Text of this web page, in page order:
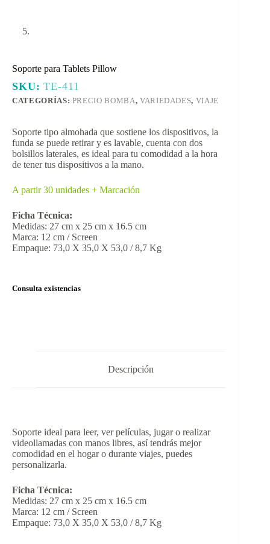
Soporte para Tablets Pillow
SKU:TE-411
CATEGORÍAS: PRECIO BOMBA, VARIEDADES, VIAJE
Soporte tipo almohada que sostiene los dispositivos, la
funda se puede retirar y es lavable, cuenta con dos
bolsillos laterales, es ideal para tu comodidad a la hora
de tener tus dispositivos a la mano.
A partir 30 unidades + Marcación
Ficha Técnica:
Medidas: 27 cm x 25 cm x 16.5 cm
Marca: 12 cm / Screen
Empaque: 73,0 X 35,0 X 53,0 / 8,7 Kg
Consulta existencias
Descripción
Soporte ideal para leer, ver películas, jugar o realizar
videollamadas con manos libres, así tendrás mejor
comodidad en el hogar o durante viajes, puedes
personalizarla.
Ficha Técnica:
Medidas: 27 cm x 25 cm x 16.5 cm
Marca: 12 cm / Screen
Empaque: 73,0 X 35,0 X 53,0 / 8,7 Kg